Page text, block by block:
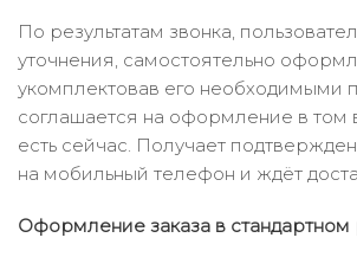
По результатам звонка,
уточнения, самостоятельно
укомплектовав его необходимыми
соглашается на оформление в том
есть сейчас. Получает
на мобильный телефон и ждёт
Оформление заказа в